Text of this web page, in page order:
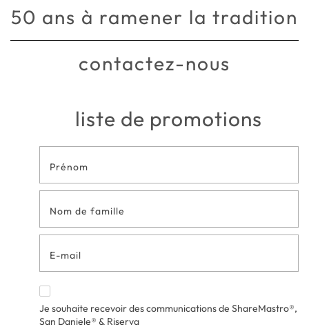
50 ans à ramener la tradition
contactez-nous
liste de promotions
Formulaire
de contact
en bas de
page
Je souhaite recevoir des communications de ShareMastro®,
San Daniele® & Riserva